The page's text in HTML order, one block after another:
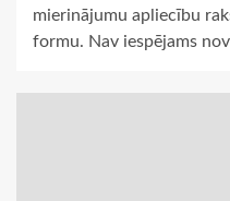
mierinājumu apliecību
formu. Nav iespējams